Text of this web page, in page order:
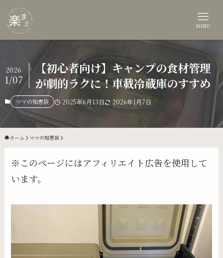
MENU
【初心者向け】キャンプの食材管理
が劇的ラクに！車載冷蔵庫のすすめ
2026
1/07
ママの知恵袋 2025年6月13日 2026年1月7日
ホーム ママの知恵袋
※このページにはアフィリエイト広告を使用して
います。